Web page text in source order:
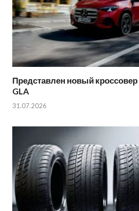
Представлен новый
GLA
31.07.2026